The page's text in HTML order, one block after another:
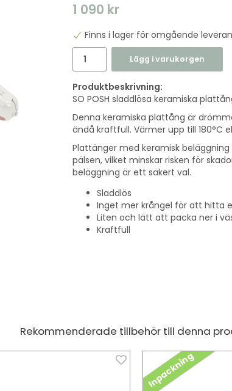
1 090 kr
Finns i lager för omgående
Lägg i varukorgen
Produktbeskrivning:
SO POSH sladdlösa keramiska
Denna keramiska plattång är
ändå kraftfull. Värmer upp till 180°C
Plattänger med keramisk
pälsen, vilket minskar risken för
beläggning är ett säkert val.
Sladdlös
Inget mer krångel för att hitta
Liten och lätt att packa ner i
Kraftfull
Rekommenderade tillbehör till denna
Inpackning